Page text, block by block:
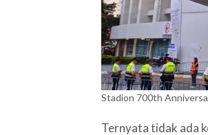
Stadion 700th
Ternyata tidak ada